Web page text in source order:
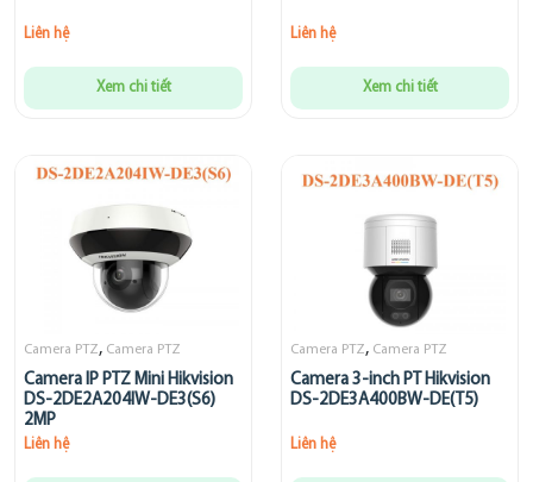
Liên hệ
Xem chi tiết
Liên hệ
Xem chi tiết
Camera PTZ, Camera PTZ
Camera IP PTZ Mini Hikvision
DS-2DE2A204IW-DE3(S6)
2MP
Liên hệ
Camera PTZ, Camera PTZ
Camera 3-inch PT Hikvision
DS-2DE3A400BW-DE(T5)
Liên hệ